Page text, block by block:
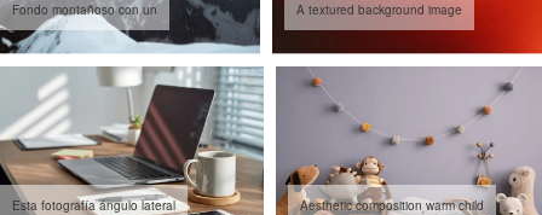
Fondo montañoso con un A textured background image
Esta fotografía ángulo lateral Aesthetic composition warm child